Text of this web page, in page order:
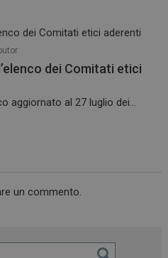
dei Comitati etici
aggiornato al 27 luglio dei...
un commento.